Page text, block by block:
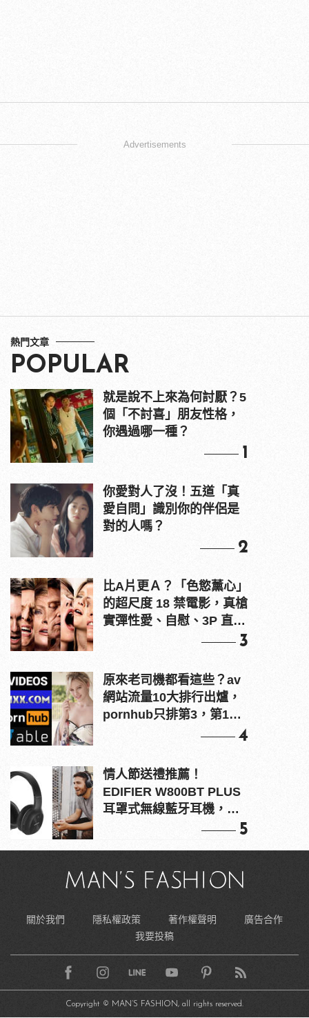
Advertisements
熱門文章
POPULAR
就是說不上來為何討厭？5
個「不討喜」朋友性格，
你遇過哪一種？
1
你愛對人了沒！五道「真
愛自問」識別你的伴侶是
對的人嗎？
2
比A片更Ａ？「色慾薰心」
的超尺度 18 禁電影，真槍
實彈性愛、自慰、3P 直接
3
原來老司機都看這些？av
網站流量10大排行出爐，
pornhub只排第3，第1名
4
情人節送禮推薦！
EDIFIER W800BT PLUS
耳罩式無線藍牙耳機，在
5
關於我們 隱私權政策 著作權聲明
廣告合作
我要投稿
Copyright © MAN’S FASHION, all rights reserved.